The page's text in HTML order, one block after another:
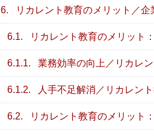
6. リカレント教育のメリット／
6.1. リカレント教育のメリット
6.1.1. 業務効率の向上／リカレ
6.1.2. 人手不足解消／リカレン
6.2. リカレント教育のメリット